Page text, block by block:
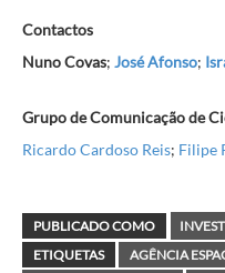
Contactos
Nuno Covas; José Afonso;
Grupo de Comunicação de
Ricardo Cardoso Reis; Filipe
PUBLICADO COMO
ETIQUETAS
AGÊNCIA